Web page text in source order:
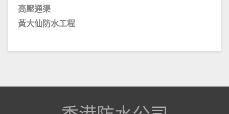
高壓通渠
黃大仙防水工程